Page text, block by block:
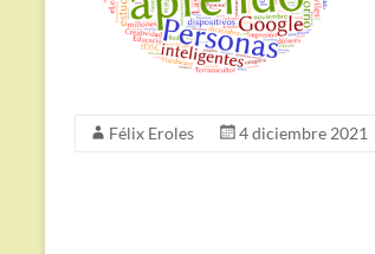
Félix Eroles 4 diciembre 2021